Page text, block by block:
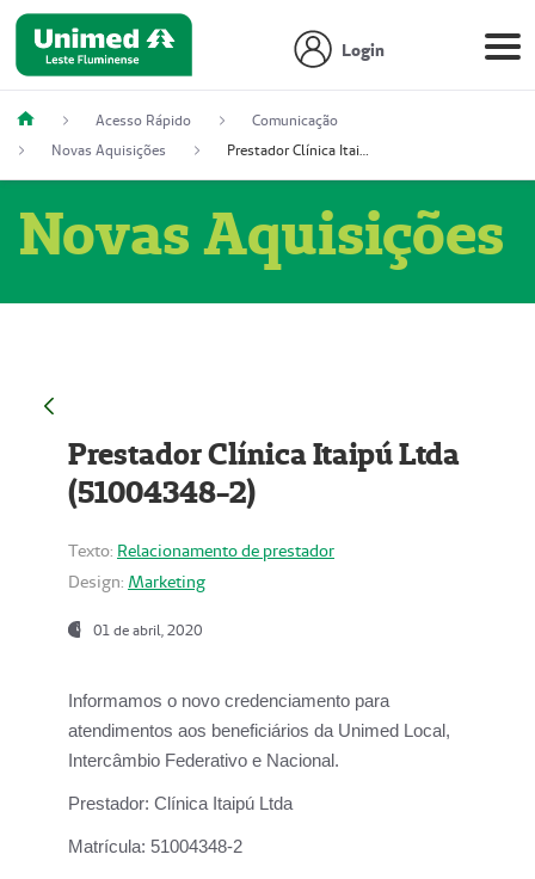
Login
Acesso Rápido
Comunicação
Novas Aquisições
Prestador Clínica Itaipú Ltda (51004348-2)
Novas Aquisições
Prestador Clínica Itaipú Ltda
(51004348-2)
Texto: Relacionamento de prestador
Design: Marketing
01 de abril, 2020
Informamos o novo credenciamento para
atendimentos aos beneficiários da Unimed Local,
Intercâmbio Federativo e Nacional.
Prestador: Clínica Itaipú Ltda
Matrícula: 51004348-2